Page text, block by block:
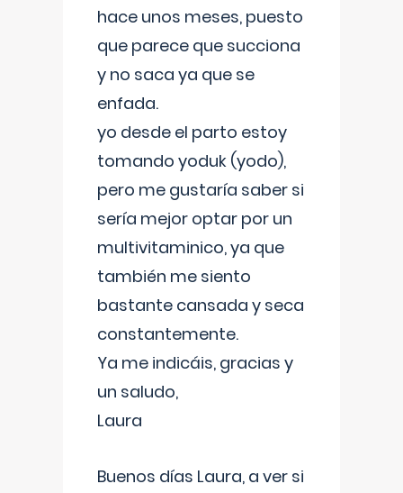
hace unos meses, puesto
que parece que succiona
y no saca ya que se
enfada.
yo desde el parto estoy
tomando yoduk (yodo),
pero me gustaría saber si
sería mejor optar por un
multivitaminico, ya que
también me siento
bastante cansada y seca
constantemente.
Ya me indicáis, gracias y
un saludo,
Laura
Buenos días Laura, a ver si